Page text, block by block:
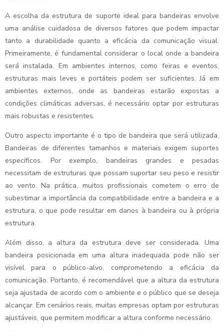
A escolha da estrutura de suporte ideal para bandeiras envolve
uma análise cuidadosa de diversos fatores que podem impactar
tanto a durabilidade quanto a eficácia da comunicação visual.
Primeiramente, é fundamental considerar o local onde a bandeira
será instalada. Em ambientes internos, como feiras e eventos,
estruturas mais leves e portáteis podem ser suficientes. Já em
ambientes externos, onde as bandeiras estarão expostas a
condições climáticas adversas, é necessário optar por estruturas
mais robustas e resistentes.
Outro aspecto importante é o tipo de bandeira que será utilizada.
Bandeiras de diferentes tamanhos e materiais exigem suportes
específicos. Por exemplo, bandeiras grandes e pesadas
necessitam de estruturas que possam suportar seu peso e resistir
ao vento. Na prática, muitos profissionais cometem o erro de
subestimar a importância da compatibilidade entre a bandeira e a
estrutura, o que pode resultar em danos à bandeira ou à própria
estrutura.
Além disso, a altura da estrutura deve ser considerada. Uma
bandeira posicionada em uma altura inadequada pode não ser
visível para o público-alvo, comprometendo a eficácia da
comunicação. Portanto, é recomendável que a altura da estrutura
seja ajustada de acordo com o ambiente e o público que se deseja
alcançar. Em cenários reais, muitas empresas optam por estruturas
ajustáveis, que permitem modificar a altura conforme necessário.